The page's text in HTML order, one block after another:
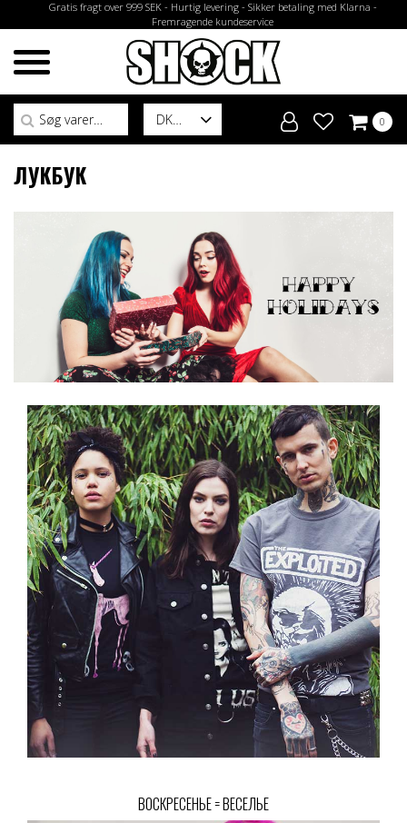
Gratis fragt over 999 SEK - Hurtig levering - Sikker betaling med Klarna -
Fremragende kundeservice
DK
Søg efter:
0
ЛУКБУК
ВОСКРЕСЕНЬЕ = ВЕСЕЛЬЕ